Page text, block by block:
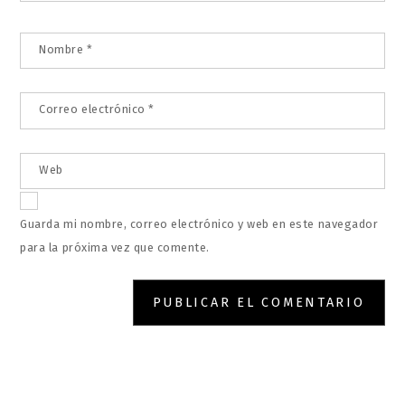
Nombre *
Correo electrónico*
Web
Guarda mi nombre, correo electrónico y web en este navegador
para la próxima vez que comente.